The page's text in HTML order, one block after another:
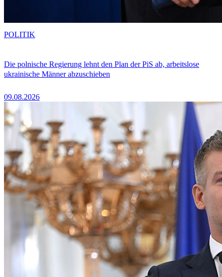
Die polnische Regierung lehnt den Plan der PiS ab, arbeitslose
ukrainische Männer abzuschieben
09.08.2026
POLITIK